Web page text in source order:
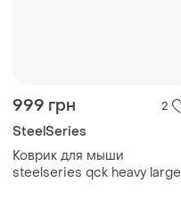
999 грн 2
SteelSeries
Коврик для мыши
steelseries qck heavy large